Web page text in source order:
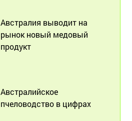
Австралия выводит на
рынок новый медовый
продукт
Австралийское
пчеловодство в цифрах